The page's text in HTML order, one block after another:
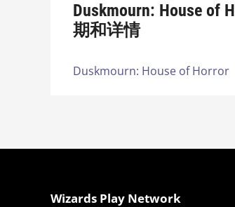
Duskmourn: House of
期和详情
Duskmourn: House of Horror
Wizards Play Network